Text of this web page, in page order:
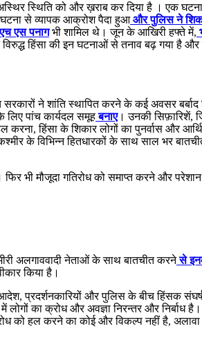
स्थिति को और ख़राब कर दिया है । एक
से व्यापक आक्रोश पैदा हुआऔर पुलिस ने
एस पनागभी शामिल थे। जून के आखिरी हफ्ते में,
विरुद्ध हिंसा की इन घटनाओं से तनाव बढ़ गया
ने शांति स्थापित करने के कई अवसर बर्बाद
लिए पांच कार्यदल समूह बनाए। उनकी सिफ़ारिशें,
हिंसा के शिकार लोगों का पुनर्वास और
के विभिन्न हितधारकों के साथ साल भर
भी मौजूदा गतिरोध को समाप्त करने और
अलगाववादी नेताओं के साथ बातचीत करनेसे
किया है।
प्रदर्शनकारियों और पुलिस के बीच हिंसक
का क्रोध और अवज्ञा निरन्तर और निर्बाध
को हल करने का कोई और विकल्प नहीं है,